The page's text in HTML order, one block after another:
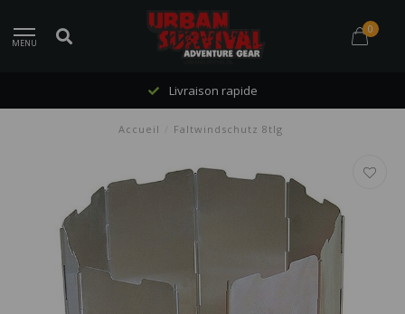
MENU
0
Livraison rapide
Accueil Faltwindschutz 8tlg